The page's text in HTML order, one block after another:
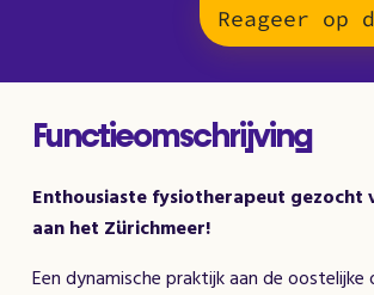
Reageer op
Functieomschrijving
Enthousiaste fysiotherapeut
aan het Zürichmeer!
Een dynamische praktijk aan de oostelijke